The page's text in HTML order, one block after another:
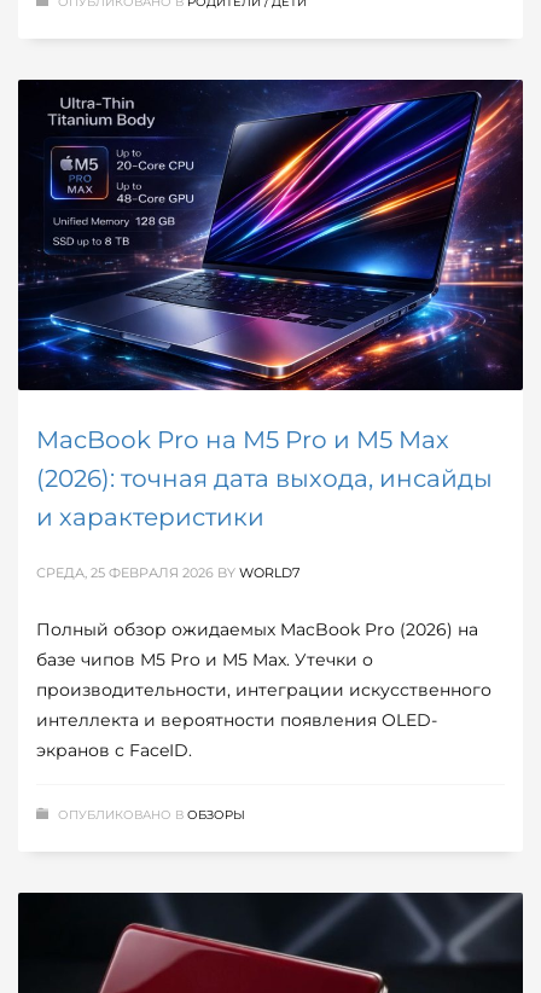
MacBook Pro на M5 Pro и M5 Max
(2026): точная дата выхода, инсайды
и характеристики
СРЕДА, 25 ФЕВРАЛЯ 2026 BY WORLD7
Полный обзор ожидаемых MacBook Pro (2026) на
базе чипов M5 Pro и M5 Max. Утечки о
производительности, интеграции искусственного
интеллекта и вероятности появления OLED-
экранов с FaceID.
ОПУБЛИКОВАНО В ОБЗОРЫ